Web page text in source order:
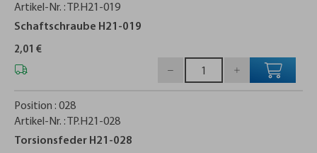
Artikel-Nr. : TP.H21-019
Schaftschraube H21-019
2,01 €
Position : 028
Artikel-Nr. : TP.H21-028
Torsionsfeder H21-028